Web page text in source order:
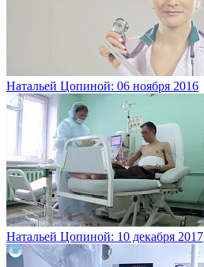
Натальей Цопиной: 06 ноября 2016
Натальей Цопиной: 10 декабря 2017